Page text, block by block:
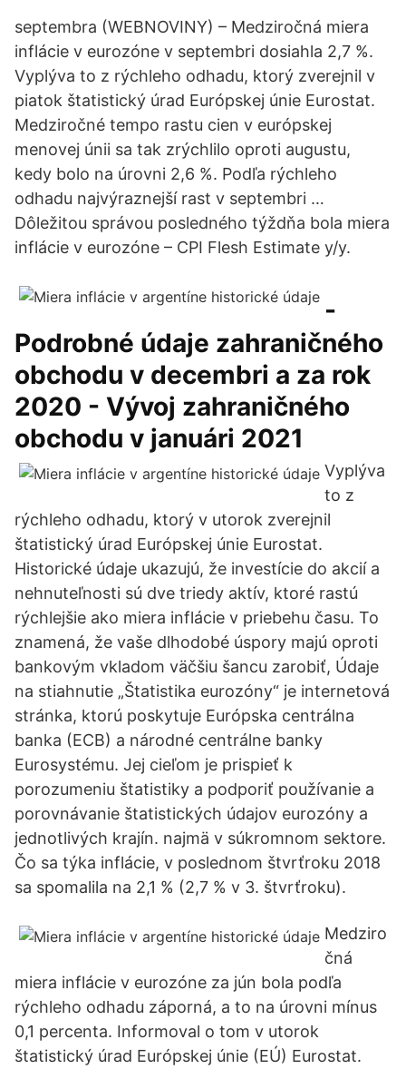
septembra (WEBNOVINY) – Medziročná miera
inflácie v eurozóne v septembri dosiahla 2,7 %.
Vyplýva to z rýchleho odhadu, ktorý zverejnil v
piatok štatistický úrad Európskej únie Eurostat.
Medziročné tempo rastu cien v európskej
menovej únii sa tak zrýchlilo oproti augustu,
kedy bolo na úrovni 2,6 %. Podľa rýchleho
odhadu najvýraznejší rast v septembri …
Dôležitou správou posledného týždňa bola miera
inflácie v eurozóne – CPI Flesh Estimate y/y.
-
Podrobné údaje zahraničného
obchodu v decembri a za rok
2020 - Vývoj zahraničného
obchodu v januári 2021
Vyplýva
to z
rýchleho odhadu, ktorý v utorok zverejnil
štatistický úrad Európskej únie Eurostat.
Historické údaje ukazujú, že investície do akcií a
nehnuteľnosti sú dve triedy aktív, ktoré rastú
rýchlejšie ako miera inflácie v priebehu času. To
znamená, že vaše dlhodobé úspory majú oproti
bankovým vkladom väčšiu šancu zarobiť, Údaje
na stiahnutie „Štatistika eurozóny“ je internetová
stránka, ktorú poskytuje Európska centrálna
banka (ECB) a národné centrálne banky
Eurosystému. Jej cieľom je prispieť k
porozumeniu štatistiky a podporiť používanie a
porovnávanie štatistických údajov eurozóny a
jednotlivých krajín. najmä v súkromnom sektore.
Čo sa týka inflácie, v poslednom štvrťroku 2018
sa spomalila na 2,1 % (2,7 % v 3. štvrťroku).
Medziro
čná
miera inflácie v eurozóne za jún bola podľa
rýchleho odhadu záporná, a to na úrovni mínus
0,1 percenta. Informoval o tom v utorok
štatistický úrad Európskej únie (EÚ) Eurostat.